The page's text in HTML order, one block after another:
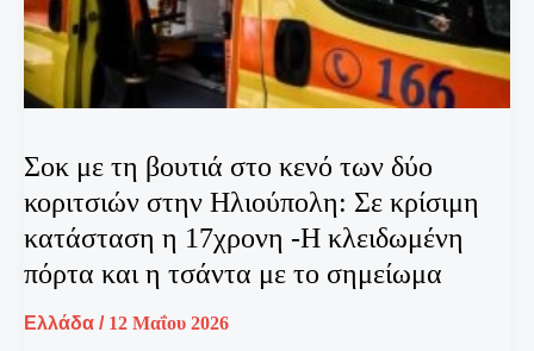
Σοκ με τη βουτιά στο κενό των δύο
κοριτσιών στην Ηλιούπολη: Σε κρίσιμη
κατάσταση η 17χρονη -Η κλειδωμένη
πόρτα και η τσάντα με το σημείωμα
Ελλάδα / 12 Μαΐου 2026